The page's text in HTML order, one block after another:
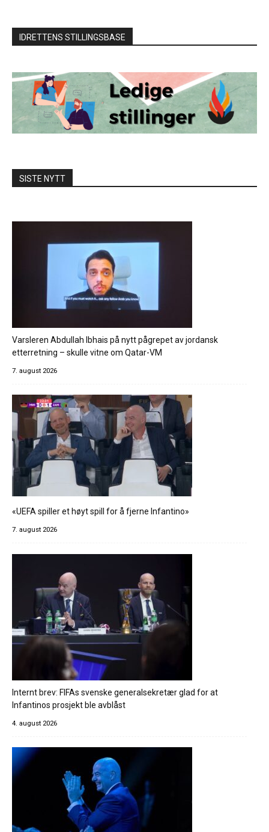
IDRETTENS STILLINGSBASE
SISTE NYTT
Varsleren Abdullah Ibhais på nytt pågrepet av jordansk
etterretning – skulle vitne om Qatar-VM
7. august 2026
«UEFA spiller et høyt spill for å fjerne Infantino»
7. august 2026
Internt brev: FIFAs svenske generalsekretær glad for at
Infantinos prosjekt ble avblåst
4. august 2026